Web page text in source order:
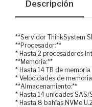
Descripción
**Servidor ThinkSystem
**Procesador:**
* Hasta 2 procesadores
**Memoria:**
* Hasta 14 TB de
* Velocidades de
**Almacenamiento:**
* Hasta 14 unidades
* Hasta 8 bahías NVMe U.2